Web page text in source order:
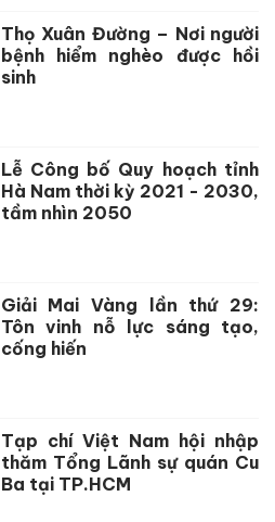
Thọ Xuân Đường – Nơi người
bệnh hiểm nghèo được hồi
sinh
Lễ Công bố Quy hoạch tỉnh
Hà Nam thời kỳ 2021 - 2030,
tầm nhìn 2050
Giải Mai Vàng lần thứ 29:
Tôn vinh nỗ lực sáng tạo,
cống hiến
Tạp chí Việt Nam hội nhập
thăm Tổng Lãnh sự quán Cu
Ba tại TP.HCM